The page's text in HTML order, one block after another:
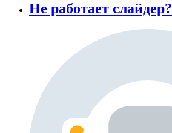
Не работает слайдер?